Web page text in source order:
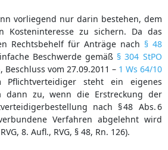
vorliegend nur darin bestehen, dem
Kosteninteresse zu sichern. Da das
Rechtsbehelf für Anträge nach § 48
Beschwerde gemäß § 304 StPO
vom 27.09.2011 – 1 Ws 64/10
steht ein eigenes
dann zu, wenn die Erstreckung der
nach § 48 Abs. 6
Verfahren abgelehnt wird
8. Aufl., RVG, § 48, Rn. 126).